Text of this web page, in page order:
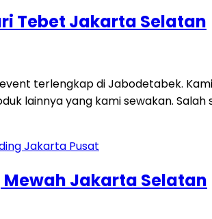
Tebet Jakarta Selatan
terlengkap di Jabodetabek.
lainnya yang kami sewakan.
Mewah Jakarta Selatan